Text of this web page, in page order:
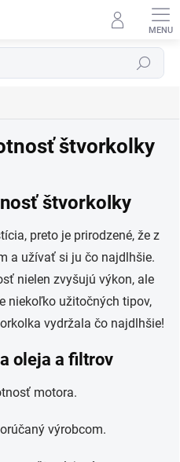
Hľadať
štvorkolky
štvorkolky
preto je prirodzené, že z
a užívať si ju čo najdlhšie.
nielen zvyšujú výkon, ale
niekoľko užitočných tipov,
vydržala čo najdlhšie!
oleja a filtrov
motora.
výrobcom.